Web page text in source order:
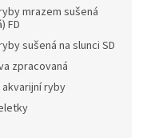
mrazem sušená
FD
sušená na slunci SD
zpracovaná
ryby